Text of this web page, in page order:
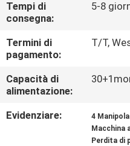
DEL
SITO
POLICY
Tempi di
consegna:
5-8
Termini di
pagamento:
T/T,
Capacità di
alimentazione:
Evidenziare: 4
Macchina
Perdita di